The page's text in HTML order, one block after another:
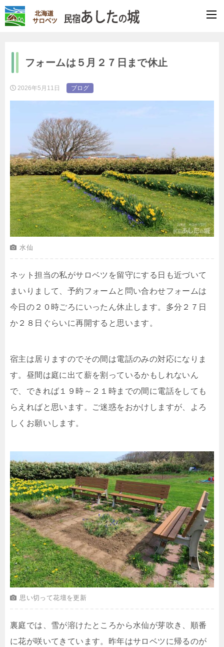
フォームは５月２７日まで休止
2026年5月11日 ブログ
水仙
ネット担当の私がサロベツを留守にする日も近づいて
まいりまして、予約フォームと問い合わせフォームは
今日の２０時ごろにいったん休止します。多分２７日
か２８日ぐらいに再開すると思います。
宿主は居りますのでその間は電話のみの対応になりま
す。昼間は庭に出て薪を割っているかもしれないん
で、できれば１９時～２１時までの間に電話をしても
らえればと思います。ご迷惑をおかけしますが、よろ
しくお願いします。
思い切って花壇を更新
裏庭では、雪が溶けたところから水仙が芽吹き、順番
に花が咲いてきています。昨年はサロベツに帰るのが